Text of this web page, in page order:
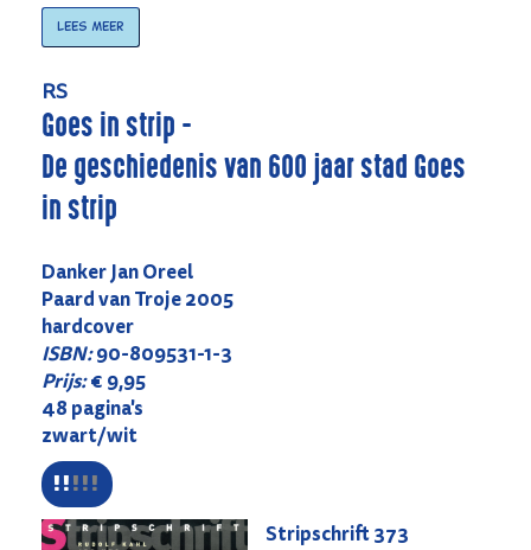
Lees meer
RS
Goes in strip -
De geschiedenis van 600 jaar stad Goes
in strip
Danker Jan Oreel
Paard van Troje 2005
hardcover
ISBN:90-809531-1-3
Prijs:€ 9,95
48 pagina's
zwart/wit
Stripschrift373